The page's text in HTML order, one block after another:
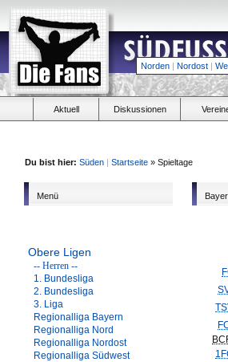
Norden | Nordost |
Aktuell Diskussionen
Du bist hier: Süden | Startseite » Spieltage
Menü
Obere Ligen
-- Herren --
1. Bundesliga
2. Bundesliga
3. Liga
Regionalliga Bayern
Regionalliga Nord
Regionalliga Nordost
Regionalliga Südwest